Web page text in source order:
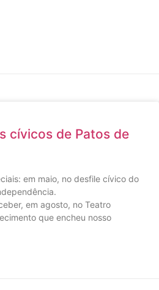
cívicos de Patos de
em maio, no desfile cívico do
em agosto, no Teatro
que encheu nosso